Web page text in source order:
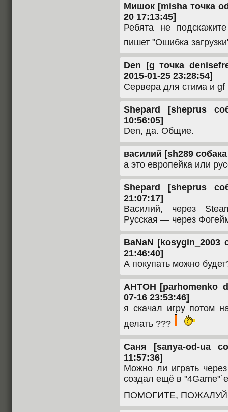
Мишок [misha точка
20 17:13:45]
Ребята не
пишет "Ошибка
Den [g точка
2015-01-25 23:28:54]
Сервера для стима и
Shepard [sheprus
10:56:05]
Den, да. Общие.
василий [sh289
а это европейка или
Shepard [sheprus
21:07:17]
Василий, через
Русская — через
BaNaN [kosygin_2003
21:46:40]
А покупать можно
АНТОН
07-16 23:53:46]
я скачал игру потом
делать ???
Саня [sanya-od-ua
11:57:36]
Можно ли играть
создал ещё в
ПОМОГИТЕ,